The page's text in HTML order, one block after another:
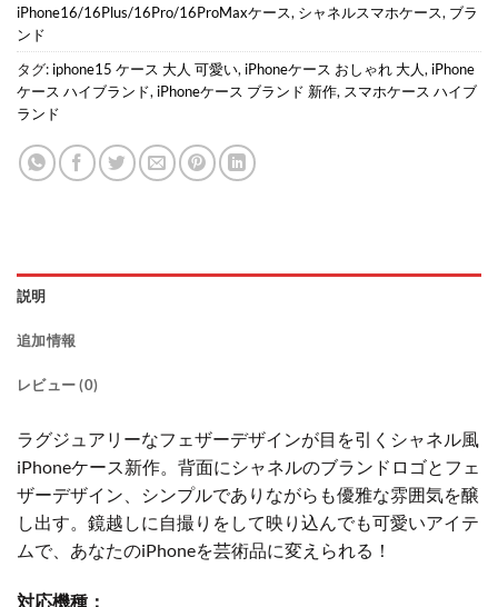
iPhone16/16Plus/16Pro/16ProMaxケース, シャネルスマホケース, ブラ
ンド
タグ: iphone15 ケース 大人 可愛い, iPhoneケース おしゃれ 大人, iPhone
ケース ハイブランド, iPhoneケース ブランド 新作, スマホケース ハイブ
ランド
説明
追加情報
レビュー (0)
ラグジュアリーなフェザーデザインが目を引くシャネル風
iPhoneケース新作。背面にシャネルのブランドロゴとフェ
ザーデザイン、シンプルでありながらも優雅な雰囲気を醸
し出す。鏡越しに自撮りをして映り込んでも可愛いアイテ
ムで、あなたのiPhoneを芸術品に変えられる！
対応機種：